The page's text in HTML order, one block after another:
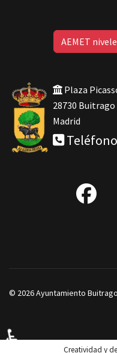
AEMET
Plaza
28730
Madrid
fab
© 2026 Ayuntamiento
Creatividad y